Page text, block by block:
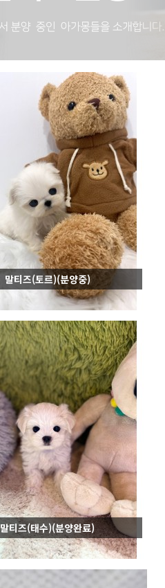
말티즈(토르)(분양중)
말티즈(태수)(분양완료)